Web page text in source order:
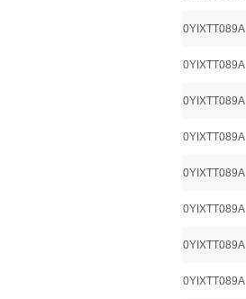
0YIXTT089A
0YIXTT089A
0YIXTT089A
0YIXTT089A
0YIXTT089A
0YIXTT089A
0YIXTT089A
0YIXTT089A